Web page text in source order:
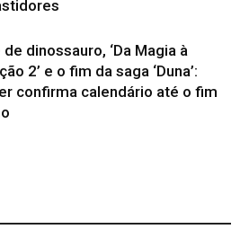
de dinossauro, ‘Da Magia à
2’ e o fim da saga ‘Duna’:
confirma calendário até o fim